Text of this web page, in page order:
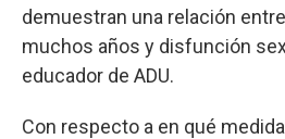
demuestran una relación
muchos años y disfunción
educador de ADU.
Con respecto a en qué